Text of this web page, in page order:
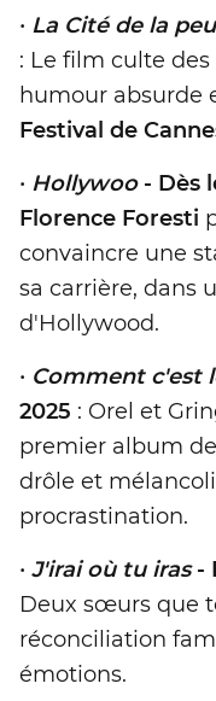
• La Cité de la
: Le film culte
humour absurde
Festival de
• Hollywoo- Dès
Florence Foresti
convaincre une
sa carrière, dans
d'Hollywood.
• Comment c'est
2025 : Orel et
premier album
drôle et
procrastination.
• J'irai où tu iras-
Deux sœurs que
réconciliation
émotions.